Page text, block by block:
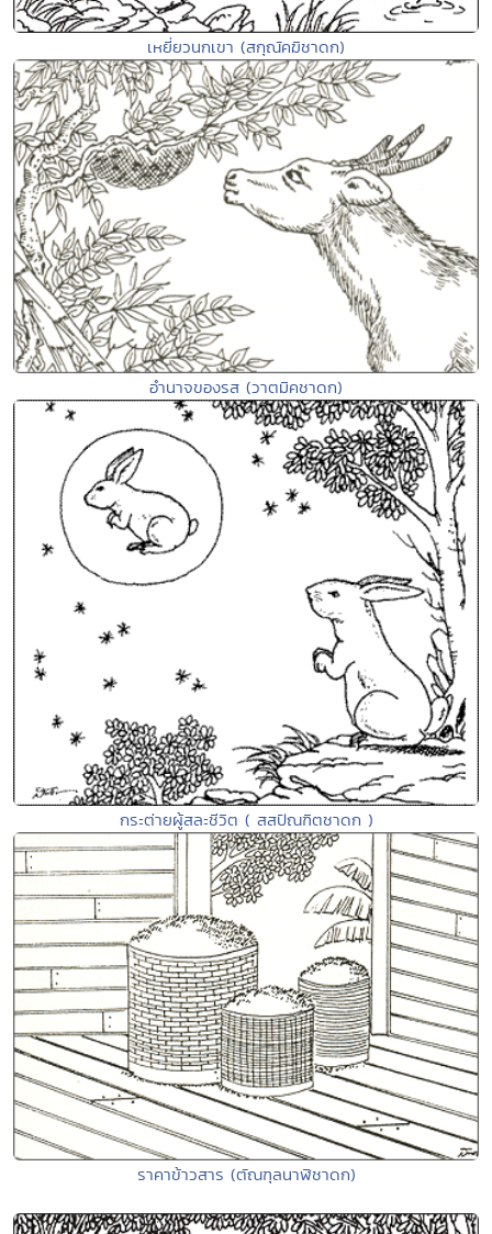
เหยี่ยวนกเขา (สกุณัคฆิชาดก)
อำนาจของรส (วาตมิคชาดก)
กระต่ายผู้สละชีวิต ( สสปัณฑิตชาดก )
ราคาข้าวสาร (ตัณฑุลนาฬิชาดก)